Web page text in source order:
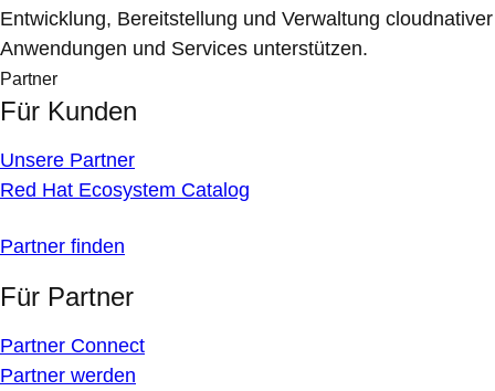
Entwicklung, Bereitstellung und Verwaltung cloudnativer
Anwendungen und Services unterstützen.
Partner
Für Kunden
Unsere Partner
Red Hat Ecosystem Catalog
Partner finden
Für Partner
Partner Connect
Partner werden